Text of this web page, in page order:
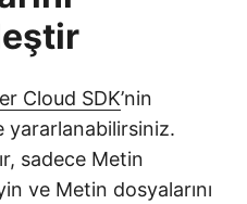
Cloud SDK’nin
yararlanabilirsiniz.
sadece Metin
ve Metin dosyalarını